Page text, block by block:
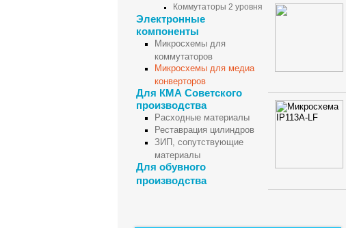
Коммутаторы 2 уровня
Электронные
компоненты
Микросхемы для
коммутаторов
Микросхемы для медиа
конверторов
Для КМА Советского
производства
Расходные материалы
Реставрация цилиндров
ЗИП, сопутствующие
материалы
Для обувного
производства